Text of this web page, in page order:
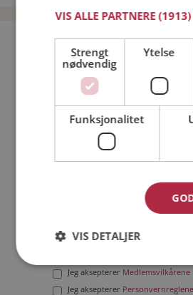
Bli medlem
Jeg er en: Mann
Min alder:
Jeg aksepterer Medlemsvilkårene
Jeg aksepterer Personvernreglene
VIS ALLE PARTNERE
Strengt
nødvendig
Ytelse
Funksjonalitet
VIS DETALJER